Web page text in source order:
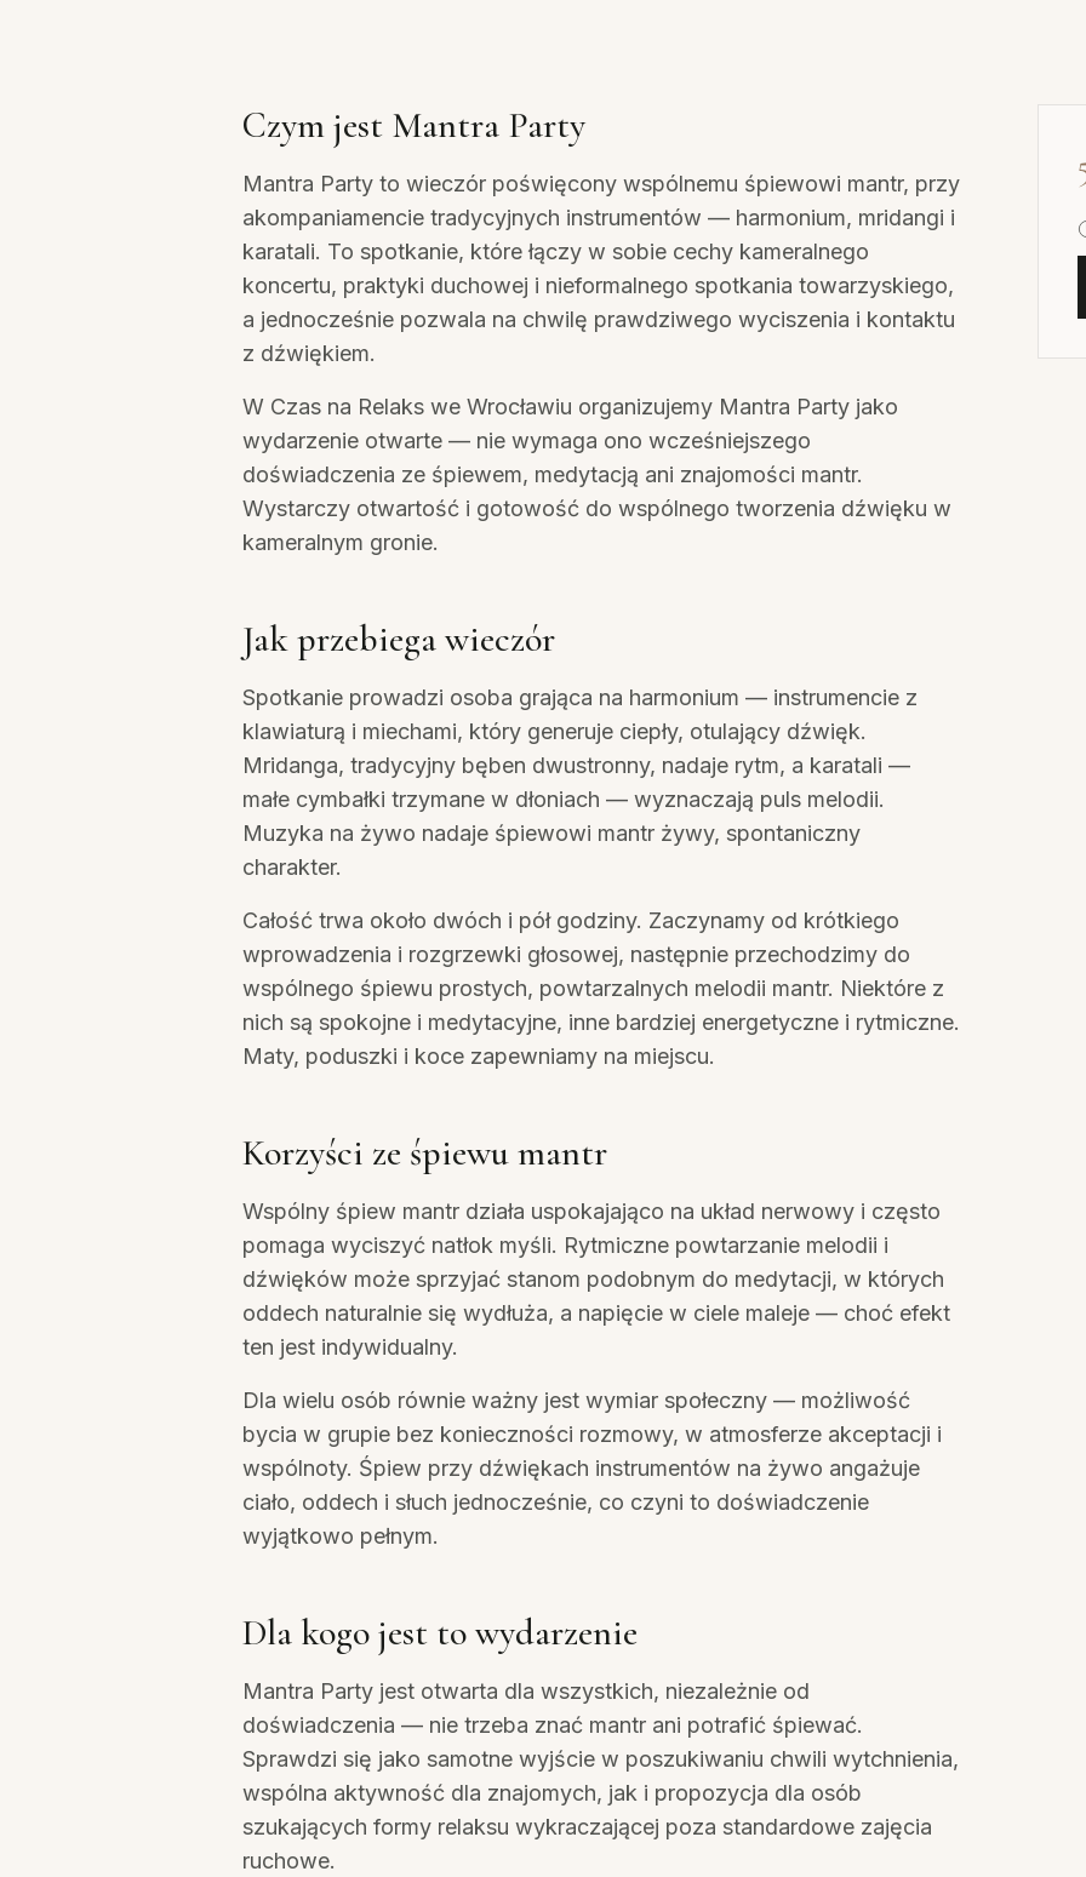
Czym jest Mantra Party
Mantra Party to wieczór poświęcony wspólnemu śpiewowi mantr, przy
akompaniamencie tradycyjnych instrumentów — harmonium, mridangi i
karatali. To spotkanie, które łączy w sobie cechy kameralnego
koncertu, praktyki duchowej i nieformalnego spotkania towarzyskiego,
a jednocześnie pozwala na chwilę prawdziwego wyciszenia i kontaktu
z dźwiękiem.
W Czas na Relaks we Wrocławiu organizujemy Mantra Party jako
wydarzenie otwarte — nie wymaga ono wcześniejszego
doświadczenia ze śpiewem, medytacją ani znajomości mantr.
Wystarczy otwartość i gotowość do wspólnego tworzenia dźwięku w
kameralnym gronie.
Jak przebiega wieczór
Spotkanie prowadzi osoba grająca na harmonium — instrumencie z
klawiaturą i miechami, który generuje ciepły, otulający dźwięk.
Mridanga, tradycyjny bęben dwustronny, nadaje rytm, a karatali —
małe cymbałki trzymane w dłoniach — wyznaczają puls melodii.
Muzyka na żywo nadaje śpiewowi mantr żywy, spontaniczny
charakter.
Całość trwa około dwóch i pół godziny. Zaczynamy od krótkiego
wprowadzenia i rozgrzewki głosowej, następnie przechodzimy do
wspólnego śpiewu prostych, powtarzalnych melodii mantr. Niektóre z
nich są spokojne i medytacyjne, inne bardziej energetyczne i rytmiczne.
Maty, poduszki i koce zapewniamy na miejscu.
Korzyści ze śpiewu mantr
Wspólny śpiew mantr działa uspokajająco na układ nerwowy i często
pomaga wyciszyć natłok myśli. Rytmiczne powtarzanie melodii i
dźwięków może sprzyjać stanom podobnym do medytacji, w których
oddech naturalnie się wydłuża, a napięcie w ciele maleje — choć efekt
ten jest indywidualny.
Dla wielu osób równie ważny jest wymiar społeczny — możliwość
bycia w grupie bez konieczności rozmowy, w atmosferze akceptacji i
wspólnoty. Śpiew przy dźwiękach instrumentów na żywo angażuje
ciało, oddech i słuch jednocześnie, co czyni to doświadczenie
wyjątkowo pełnym.
Dla kogo jest to wydarzenie
Mantra Party jest otwarta dla wszystkich, niezależnie od
doświadczenia — nie trzeba znać mantr ani potrafić śpiewać.
Sprawdzi się jako samotne wyjście w poszukiwaniu chwili wytchnienia,
wspólna aktywność dla znajomych, jak i propozycja dla osób
szukających formy relaksu wykraczającej poza standardowe zajęcia
ruchowe.